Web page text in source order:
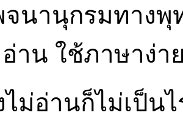
นานุกรมทางพุ
าน ใช้ภาษาง่า
ม่อ่านก็ไม่เป็น